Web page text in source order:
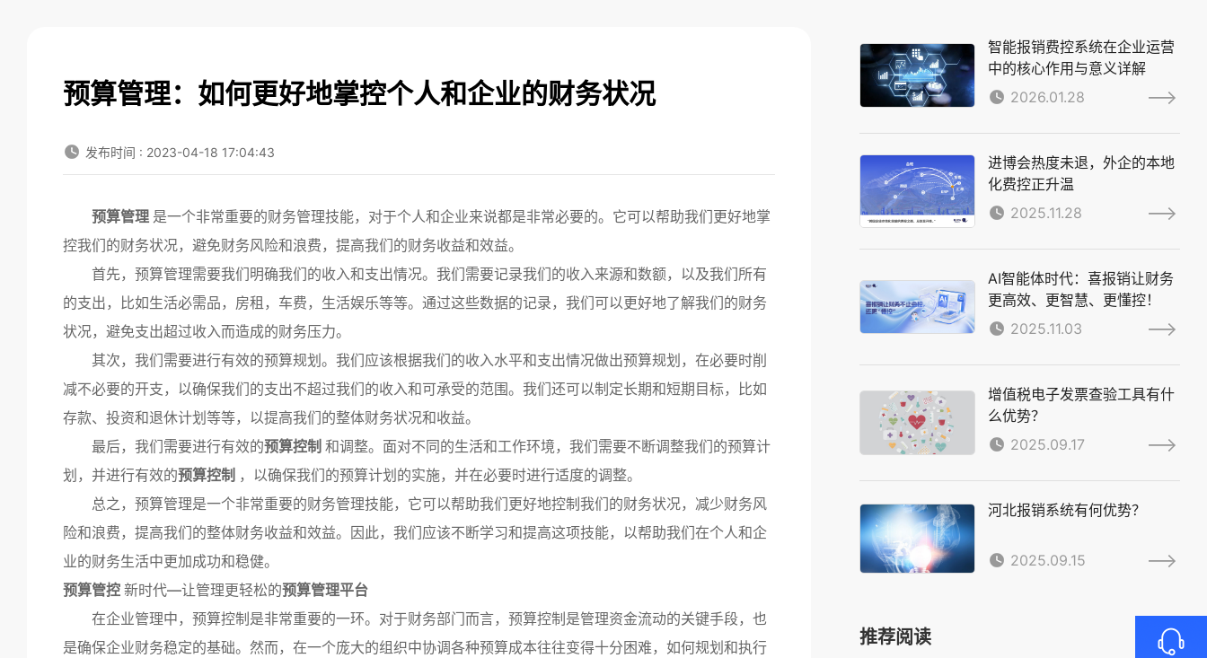
预算管理：如何更好地掌控个人和企业的财务状况
发布时间 : 2023-04-18 17:04:43
预算管理 是一个非常重要的财务管理技能，对于个人和企业来说都是非常必要的。它可以帮助我们更好地掌
控我们的财务状况，避免财务风险和浪费，提高我们的财务收益和效益。
首先，预算管理需要我们明确我们的收入和支出情况。我们需要记录我们的收入来源和数额，以及我们所有
的支出，比如生活必需品，房租，车费，生活娱乐等等。通过这些数据的记录，我们可以更好地了解我们的财务
状况，避免支出超过收入而造成的财务压力。
其次，我们需要进行有效的预算规划。我们应该根据我们的收入水平和支出情况做出预算规划，在必要时削
减不必要的开支，以确保我们的支出不超过我们的收入和可承受的范围。我们还可以制定长期和短期目标，比如
存款、投资和退休计划等等，以提高我们的整体财务状况和收益。
最后，我们需要进行有效的预算控制 和调整。面对不同的生活和工作环境，我们需要不断调整我们的预算计
划，并进行有效的预算控制 ，以确保我们的预算计划的实施，并在必要时进行适度的调整。
总之，预算管理是一个非常重要的财务管理技能，它可以帮助我们更好地控制我们的财务状况，减少财务风
险和浪费，提高我们的整体财务收益和效益。因此，我们应该不断学习和提高这项技能，以帮助我们在个人和企
业的财务生活中更加成功和稳健。
预算管控 新时代—让管理更轻松的预算管理平台
在企业管理中，预算控制是非常重要的一环。对于财务部门而言，预算控制是管理资金流动的关键手段，也
是确保企业财务稳定的基础。然而，在一个庞大的组织中协调各种预算成本往往变得十分困难，如何规划和执行
智能报销费控系统在企业运营
中的核心作用与意义详解
2026.01.28
进博会热度未退，外企的本地
化费控正升温
2025.11.28
AI智能体时代：喜报销让财务
更高效、更智慧、更懂控！
2025.11.03
增值税电子发票查验工具有什
么优势？
2025.09.17
河北报销系统有何优势？
2025.09.15
推荐阅读